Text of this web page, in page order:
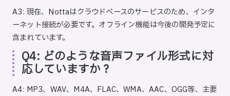
A3: 現在、Nottaはクラウドベースのサービスのため、インタ
ーネット接続が必要です。オフライン機能は今後の開発予定に
含まれています。
Q4: どのような音声ファイル形式に対
応していますか？
A4: MP3、WAV、M4A、FLAC、WMA、AAC、OGG等、主要